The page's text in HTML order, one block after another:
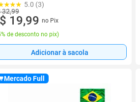
5.0 (3)
32,99
19,99 no Pix
de desconto no pix)
Adicionar à sacola
Mercado Full